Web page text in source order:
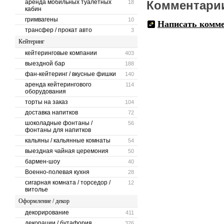
18
аренда мобильных туалетных
кабин
10
гримвагены
3
трансфер / прокат авто
Кейтеринг
403
кейтеринговые компании
188
выездной бар
140
фан-кейтеринг / вкусные фишки
114
аренда кейтерингового
оборудования
104
торты на заказ
72
доставка напитков
56
шоколадные фонтаны /
фонтаны для напитков
54
кальяны / кальянные комнаты
50
выездная чайная церемония
40
бармен-шоу
28
Военно-полевая кухня
12
сигарная комната / торседор /
витолье
Оформление / декор
411
декорирование
Написать